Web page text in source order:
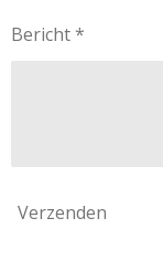
Bericht *
Verzenden